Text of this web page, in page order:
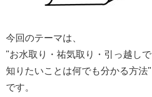
今回のテーマは、
"お水取り・祐気取り・引っ越しで
知りたいことは何でも分かる方法"
です。